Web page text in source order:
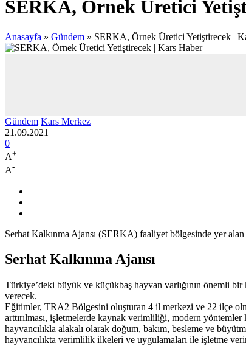
SERKA, Örnek Üretici
Anasayfa » Gündem » SERKA, Örnek Üretici Yetiştirecek |
Gündem Kars Merkez
21.09.2021
0
A+
A-
Serhat Kalkınma Ajansı (SERKA) faaliyet bölgesinde yer
Serhat Kalkınma Ajansı
Türkiye’deki büyük ve küçükbaş hayvan varlığının önemli bir
verecek.
Eğitimler, TRA2 Bölgesini oluşturan 4 il merkezi ve 22 ilçe
arttırılması, işletmelerde kaynak verimliliği, modern
hayvancılıkla alakalı olarak doğum, bakım, besleme ve
hayvancılıkta verimlilik ilkeleri ve uygulamaları ile işletme